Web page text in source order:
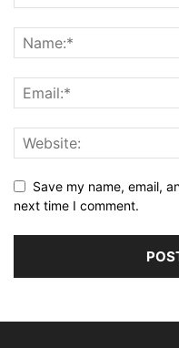
Save my name, email,
next time I comment.